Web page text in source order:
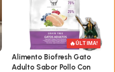
🔥ÚLTIMA!
Alimento Biofresh Gato
Adulto Sabor Pollo Con